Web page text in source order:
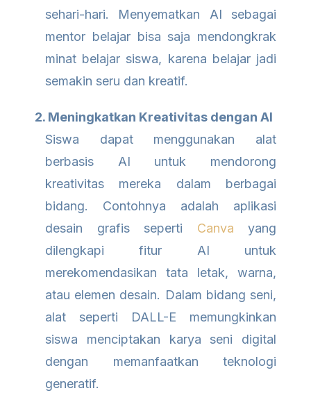
sehari-hari. Menyematkan AI sebagai
mentor belajar bisa saja mendongkrak
minat belajar siswa, karena belajar jadi
semakin seru dan kreatif.
2. Meningkatkan Kreativitas dengan AI
Siswa dapat menggunakan alat
berbasis AI untuk mendorong
kreativitas mereka dalam berbagai
bidang. Contohnya adalah aplikasi
desain grafis seperti Canva yang
dilengkapi fitur AI untuk
merekomendasikan tata letak, warna,
atau elemen desain. Dalam bidang seni,
alat seperti DALL-E memungkinkan
siswa menciptakan karya seni digital
dengan memanfaatkan teknologi
generatif.